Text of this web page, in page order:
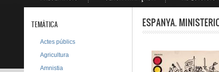
ESPANYA.
TEMÀTICA
Actes públics
Agricultura
Amnistia